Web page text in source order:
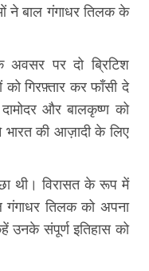
ने बाल गंगाधर तिलक के
अवसर पर दो ब्रिटिश
को गिरफ़्तार कर फाँसी दे
और बालकृष्ण को
भारत की आज़ादी के लिए
थी। विरासत के रूप में
गंगाधर तिलक को अपना
उनके संपूर्ण इतिहास को